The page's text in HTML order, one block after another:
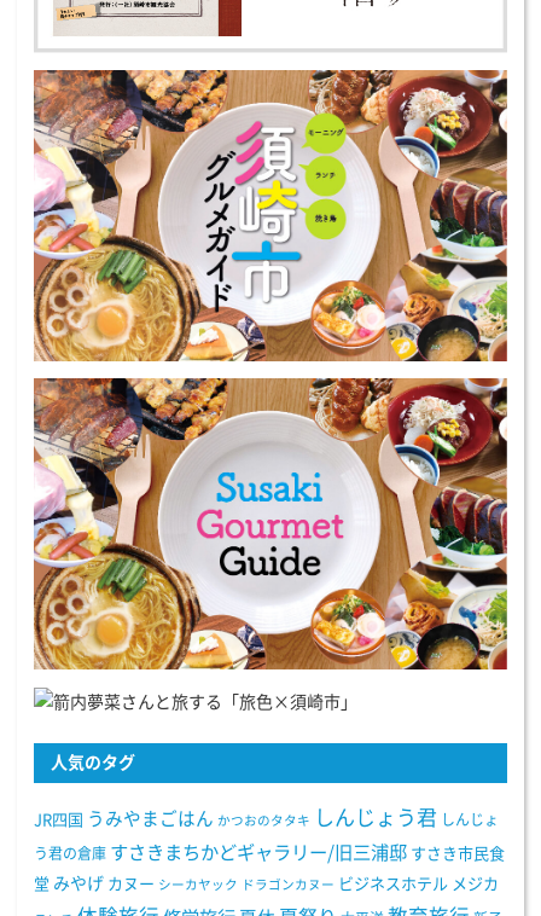
人気のタグ
JR四国 うみやまごはん かつおのタタキ しんじょう君 しんじょ
う君の倉庫 すさきまちかどギャラリー/旧三浦邸 すさき市民食
堂 みやげ カヌー シーカヤック ドラゴンカヌー ビジネスホテル メジカ